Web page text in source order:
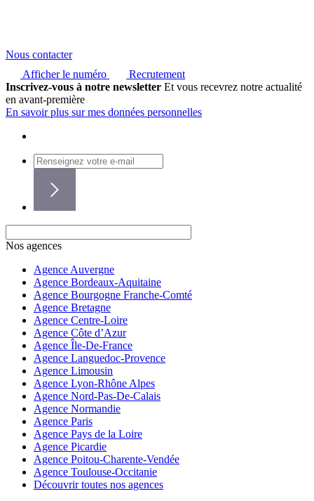
Nous contacter
Afficher le numéro
Recrutement
Inscrivez-vous à notre newsletter Et vous recevrez notre actualité
en avant-première
En savoir plus sur mes données personnelles
Nos agences
Agence Auvergne
Agence Bordeaux-Aquitaine
Agence Bourgogne Franche-Comté
Agence Bretagne
Agence Centre-Loire
Agence Côte d’Azur
Agence Île-De-France
Agence Languedoc-Provence
Agence Limousin
Agence Lyon-Rhône Alpes
Agence Nord-Pas-De-Calais
Agence Normandie
Agence Paris
Agence Pays de la Loire
Agence Picardie
Agence Poitou-Charente-Vendée
Agence Toulouse-Occitanie
Découvrir toutes nos agences